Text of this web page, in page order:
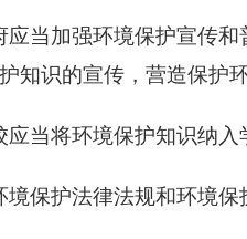
当加强环境保护宣传
知识的宣传，营造保护
当将环境保护知识纳入
保护法律法规和环境